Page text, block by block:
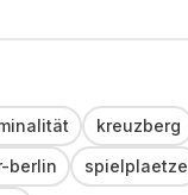
kreuzberg
berlin spielplaetze